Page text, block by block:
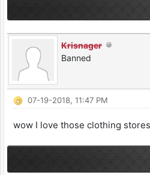
Krisnager
Banned
07-19-2018, 11:47 PM
wow I love those clothing